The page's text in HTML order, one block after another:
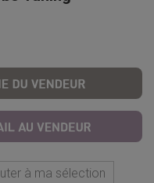
à ma sélection